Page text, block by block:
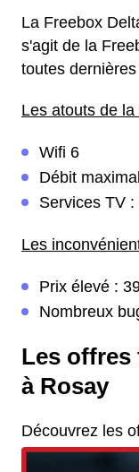
La Freebox
s'agit de la
toutes
Les atouts de
Wifi 6
Débit
Services TV
Les
Prix élevé :
Nombreux
Les offres
à Rosay
Découvrez les